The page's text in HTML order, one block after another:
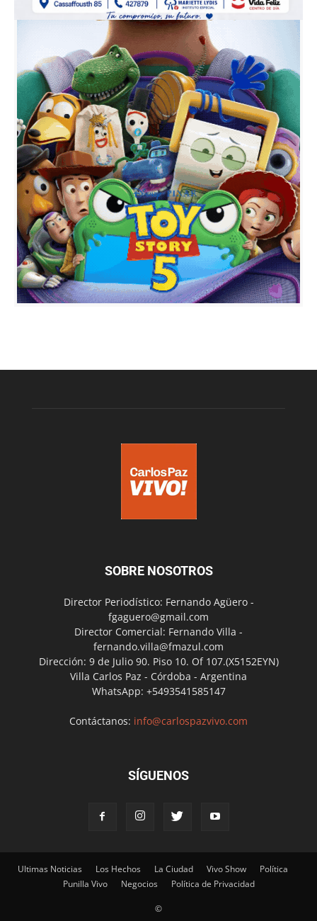
SOBRE NOSOTROS
Director Periodístico: Fernando Agüero -
fgaguero@gmail.com
Director Comercial: Fernando Villa -
fernando.villa@fmazul.com
Dirección: 9 de Julio 90. Piso 10. Of 107.(X5152EYN)
Villa Carlos Paz - Córdoba - Argentina
WhatsApp: +5493541585147
Contáctanos: info@carlospazvivo.com
SÍGUENOS
Ultimas Noticias Los Hechos La Ciudad Vivo Show
Política
Punilla Vivo
Negocios Política de Privacidad
©